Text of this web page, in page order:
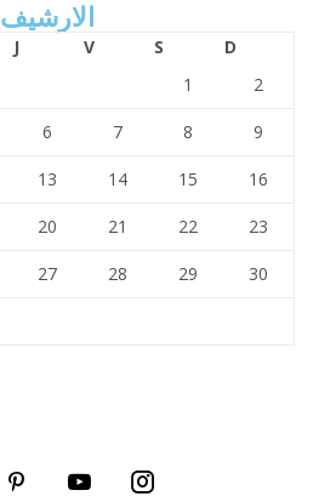
الارشيف
J V S
D
1
2
6 7 8 9
13 14 15 16
20 21 22 23
27 28 29 30